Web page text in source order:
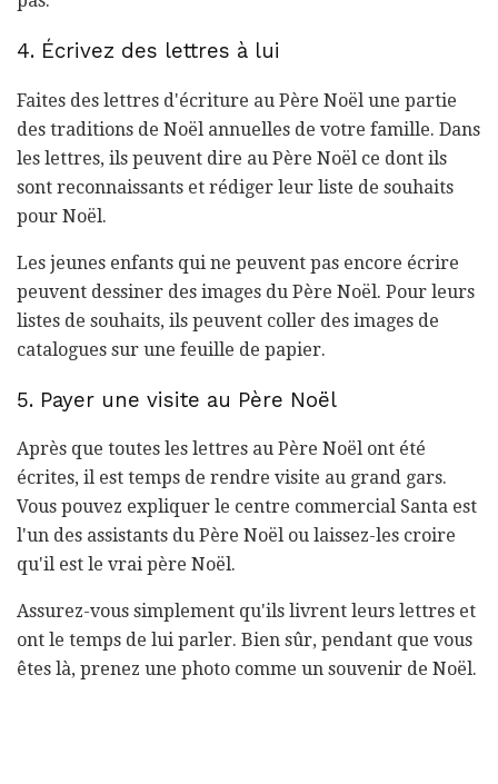
4. Écrivez des lettres à lui
Faites des lettres d'écriture au Père Noël une partie
des traditions de Noël annuelles de votre famille. Dans
les lettres, ils peuvent dire au Père Noël ce dont ils
sont reconnaissants et rédiger leur liste de souhaits
pour Noël.
Les jeunes enfants qui ne peuvent pas encore écrire
peuvent dessiner des images du Père Noël. Pour leurs
listes de souhaits, ils peuvent coller des images de
catalogues sur une feuille de papier.
5. Payer une visite au Père Noël
Après que toutes les lettres au Père Noël ont été
écrites, il est temps de rendre visite au grand gars.
Vous pouvez expliquer le centre commercial Santa est
l'un des assistants du Père Noël ou laissez-les croire
qu'il est le vrai père Noël.
Assurez-vous simplement qu'ils livrent leurs lettres et
ont le temps de lui parler. Bien sûr, pendant que vous
êtes là, prenez une photo comme un souvenir de Noël.